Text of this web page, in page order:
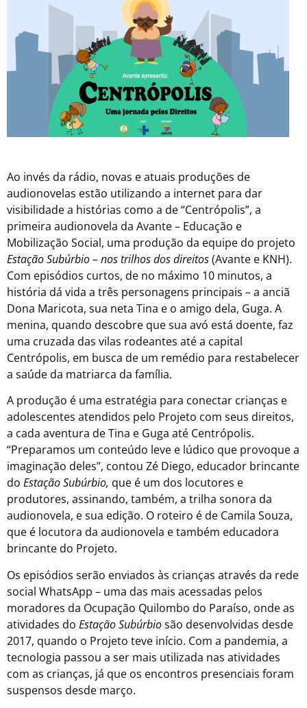
Ao invés da rádio, novas e atuais produções de
audionovelas estão utilizando a internet para dar
visibilidade a histórias como a de “Centrópolis”, a
primeira audionovela da Avante – Educação e
Mobilização Social, uma produção da equipe do projeto
Estação Subúrbio – nos trilhos dos direitos(Avante e KNH).
Com episódios curtos, de no máximo 10 minutos, a
história dá vida a três personagens principais – a anciã
Dona Maricota, sua neta Tina e o amigo dela, Guga. A
menina, quando descobre que sua avó está doente, faz
uma cruzada das vilas rodeantes até a capital
Centrópolis, em busca de um remédio para restabelecer
a saúde da matriarca da família.
A produção é uma estratégia para conectar crianças e
adolescentes atendidos pelo Projeto com seus direitos,
a cada aventura de Tina e Guga até Centrópolis.
“Preparamos um conteúdo leve e lúdico que provoque a
imaginação deles”, contou Zé Diego, educador brincante
do Estação Subúrbio, que é um dos locutores e
produtores, assinando, também, a trilha sonora da
audionovela, e sua edição. O roteiro é de Camila Souza,
que é locutora da audionovela e também educadora
brincante do Projeto.
Os episódios serão enviados às crianças através da rede
social WhatsApp – uma das mais acessadas pelos
moradores da Ocupação Quilombo do Paraíso, onde as
atividades do Estação Subúrbiosão desenvolvidas desde
2017, quando o Projeto teve início. Com a pandemia, a
tecnologia passou a ser mais utilizada nas atividades
com as crianças, já que os encontros presenciais foram
suspensos desde março.